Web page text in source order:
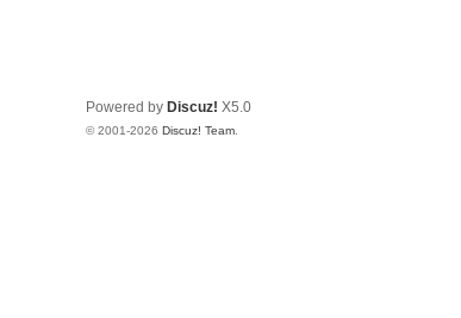
Powered by Discuz! X5.0
© 2001-2026 Discuz! Team